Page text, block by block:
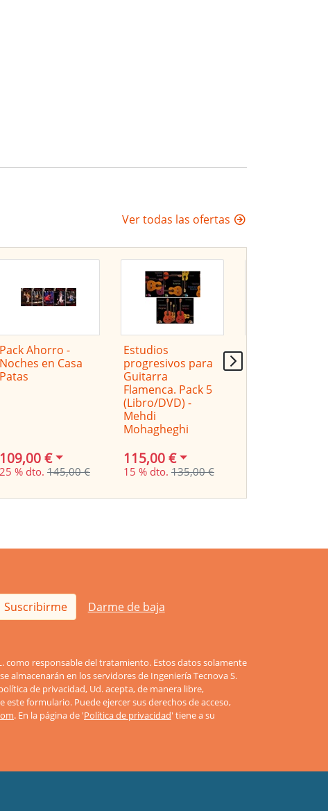
Ver todas las ofertas
Pack Ahorro -
Noches en Casa
Patas
109,00 €
25 % dto. 145,00 €
Estudios
progresivos para
Guitarra
Flamenca. Pack 5
(Libro/DVD) -
Mehdi
Mohagheghi
115,00 €
15 % dto. 135,00 €
Suscribirme Darme de baja
como responsable del tratamiento. Estos datos solamente
almacenarán en los servidores de Ingeniería Tecnova S.
de privacidad, Ud. acepta, de manera libre,
formulario. Puede ejercer sus derechos de acceso,
. En la página de 'Política de privacidad' tiene a su